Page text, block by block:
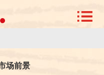
场前景